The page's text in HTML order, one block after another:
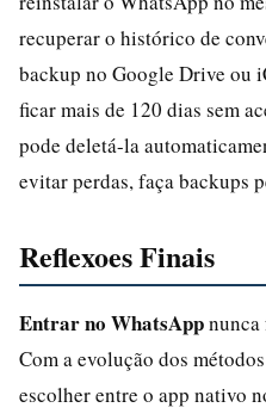
recuperar o histórico de
backup no Google Drive ou
ficar mais de 120 dias sem
pode deletá-la
evitar perdas, faça backups
Reflexoes Finais
Entrar no WhatsAppnunca
Com a evolução dos
escolher entre o app nativo